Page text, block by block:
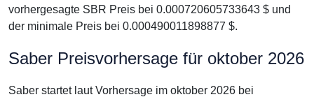
vorhergesagte SBR Preis bei 0.000720605733643 $ und
der minimale Preis bei 0.000490011898877 $.
Saber Preisvorhersage für oktober 2026
Saber startet laut Vorhersage im oktober 2026 bei